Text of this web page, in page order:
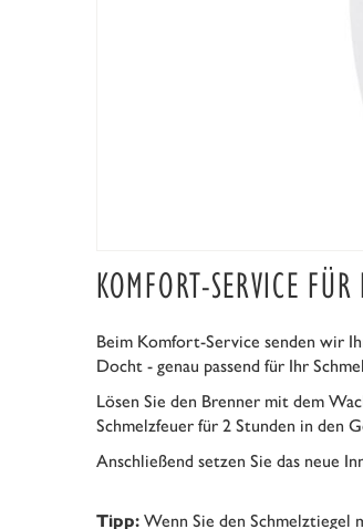
KOMFORT-SERVICE
Beim Komfort-Service senden wir
Docht - genau passend für Ihr
Lösen Sie den Brenner mit dem
Schmelzfeuer für 2 Stunden in den
Anschließend setzen Sie das neue
Tipp: Wenn Sie den Schmelztiegel